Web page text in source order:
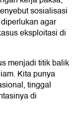
sosialisasi
agar
eksploitasi di
menjadi titik balik
Kita punya
tinggal
di